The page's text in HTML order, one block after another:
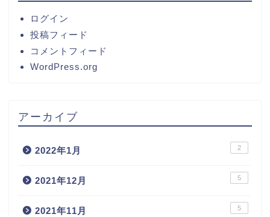
ログイン
投稿フィード
コメントフィード
WordPress.org
アーカイブ
2022年1月 2
2021年12月 5
2021年11月 5